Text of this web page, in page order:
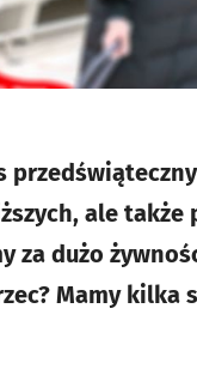
ale także
za dużo
Mamy kilka